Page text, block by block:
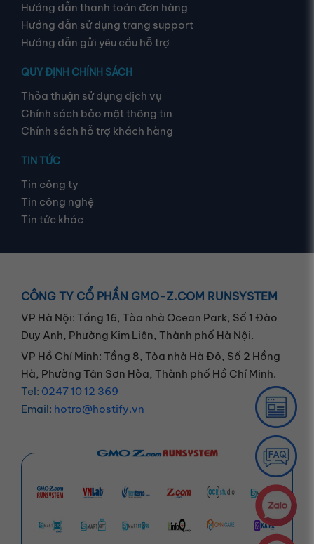
Hướng dẫn thanh toán đơn hàng
Hướng dẫn sử dụng trang support
Hướng dẫn gửi yêu cầu hỗ trợ
QUY ĐỊNH CHÍNH SÁCH
Thỏa thuận sử dụng dịch vụ
Chính sách bảo mật thông tin
Chính sách hỗ trợ khách hàng
TIN TỨC
Tin công ty
Tin công nghệ
Tin tức khác
CÔNG TY CỔ PHẦN GMO-Z.COM RUNSYSTEM
VP Hà Nội: Tầng 16, Tòa nhà Ocean Park, Số 1 Đào
Duy Anh, Phường Kim Liên, Thành phố Hà Nội.
VP Hồ Chí Minh: Tầng 8, Tòa nhà Hà Đô, Số 2 Hồng
Hà, Phường Tân Sơn Hòa, Thành phố Hồ Chí Minh.
Tel: 0247 10 12 369
Email: hotro@hostify.vn